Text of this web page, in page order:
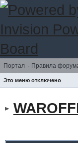
Портал · Правила
Это меню отключено